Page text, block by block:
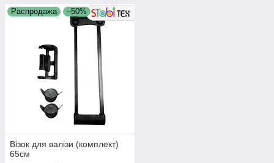
Распродажа –50%
Візок для валізи (комплект)
65см